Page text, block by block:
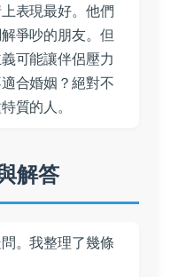
表現最好。他們
爭吵的朋友。但
可能讓伴侶壓力
合婚姻？絕對不
質的人。
解答
。我整理了幾條